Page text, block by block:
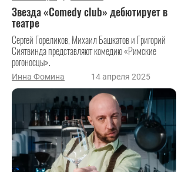
Звезда «Comedy club» дебютирует в
театре
Сергей Гореликов, Михаил Башкатов и Григорий
Сиятвинда представляют комедию «Римские
рогоносцы».
Инна Фомина 14 апреля 2025